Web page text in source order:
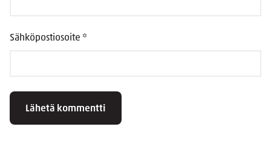
Sähköpostiosoite *